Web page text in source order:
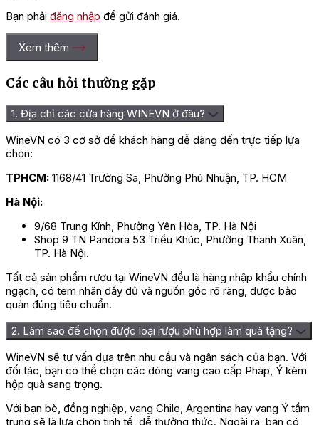
Bạn phải đăng nhập để gửi đánh giá.
Xem thêm
Các câu hỏi thường gặp
1. Địa chỉ các cửa hàng WINEVN ở đâu?
WineVN có 3 cơ sở để khách hàng dễ dàng đến trực tiếp lựa
chọn:
TPHCM: 1168/41 Trường Sa, Phường Phú Nhuận, TP. HCM
Hà Nội:
9/68 Trung Kính, Phường Yên Hòa, TP. Hà Nội
Shop 9 TN Pandora 53 Triều Khúc, Phường Thanh Xuân,
TP. Hà Nội.
Tất cả sản phẩm rượu tại WineVN đều là hàng nhập khẩu chính
ngạch, có tem nhãn đầy đủ và nguồn gốc rõ ràng, được bảo
quản đúng tiêu chuẩn.
2. Làm sao để chọn được loại rượu phù hợp làm quà tặng?
WineVN sẽ tư vấn dựa trên nhu cầu và ngân sách của bạn. Với
đối tác, bạn có thể chọn các dòng vang cao cấp Pháp, Ý kèm
hộp quà sang trọng.
Với bạn bè, đồng nghiệp, vang Chile, Argentina hay vang Ý tầm
trung sẽ là lựa chọn tinh tế, dễ thưởng thức. Ngoài ra, bạn có